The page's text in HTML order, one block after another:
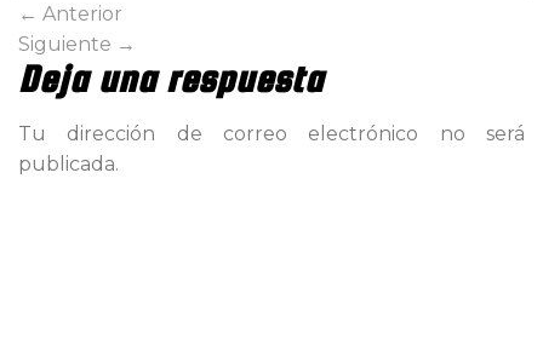
← Anterior
Siguiente →
Deja una respuesta
Tu dirección de correo electrónico no será
publicada.